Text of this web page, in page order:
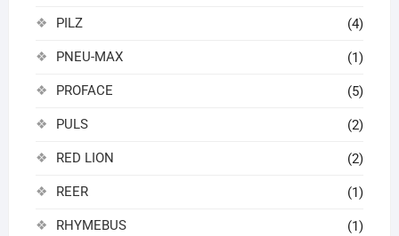
PILZ (4)
PNEU-MAX (1)
PROFACE (5)
PULS (2)
RED LION (2)
REER (1)
RHYMEBUS (1)